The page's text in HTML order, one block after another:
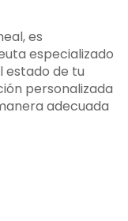
es
especializado
estado de tu
personalizada
adecuada